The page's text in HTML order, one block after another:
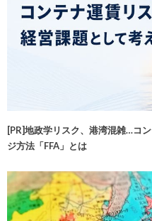
[PR]地政学リスク、港湾混雑…コ
ジ方法「FFA」とは